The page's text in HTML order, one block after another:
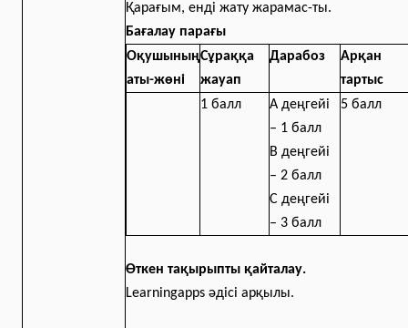
Қарағым, енді жату жарамас-ты.
Бағалау парағы
Оқушының
аты-жөні
Сұраққа
жауап
Дарабоз
Арқан
тартыс
1 балл
А деңгейі
– 1 балл
В деңгейі
– 2 балл
С деңгейі
– 3 балл
5 балл
Өткен тақырыпты қайталау.
Learningapps әдісі арқылы.